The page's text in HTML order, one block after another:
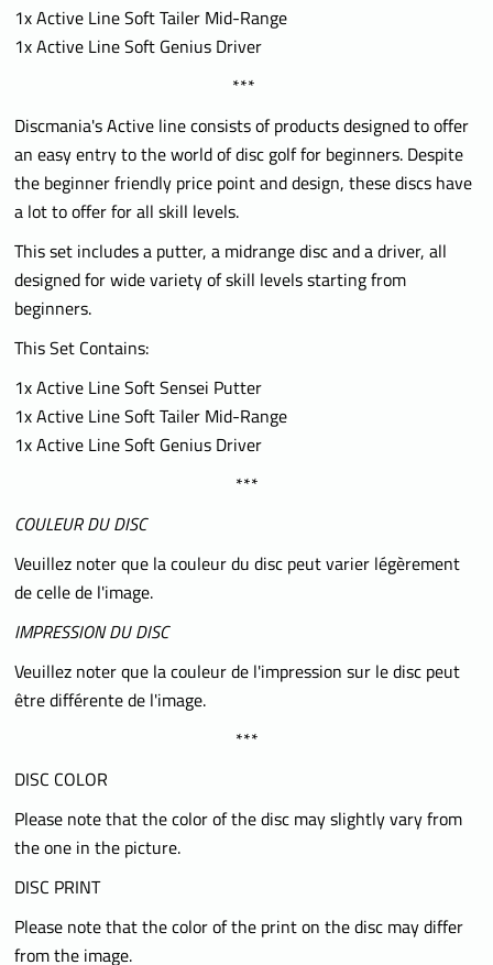
1x Active Line Soft Tailer Mid-Range
1x Active Line Soft Genius Driver
***
Discmania's Active line consists of products designed to offer
an easy entry to the world of disc golf for beginners. Despite
the beginner friendly price point and design, these discs have
a lot to offer for all skill levels.
This set includes a putter, a midrange disc and a driver, all
designed for wide variety of skill levels starting from
beginners.
This Set Contains:
1x Active Line Soft Sensei Putter
1x Active Line Soft Tailer Mid-Range
1x Active Line Soft Genius Driver
***
COULEUR DU DISC
Veuillez noter que la couleur du disc peut varier légèrement
de celle de l'image.
IMPRESSION DU DISC
Veuillez noter que la couleur de l'impression sur le disc peut
être différente de l'image.
***
DISC COLOR
Please note that the color of the disc may slightly vary from
the one in the picture.
DISC PRINT
Please note that the color of the print on the disc may differ
from the image.